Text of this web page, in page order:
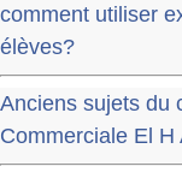
comment utiliser
élèves?
Anciens sujets du
Commerciale El